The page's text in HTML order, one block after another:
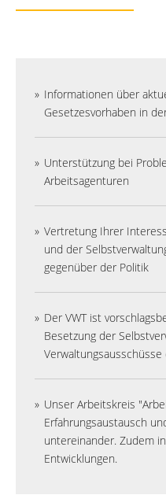
Informationen über
Gesetzesvorhaben in
Unterstützung bei
Arbeitsagenturen
Vertretung Ihrer
und der
gegenüber der Politik
Der VWT ist
Besetzung der
Unser Arbeitskreis
Erfahrungsaustausch
untereinander. Zudem
Entwicklungen.